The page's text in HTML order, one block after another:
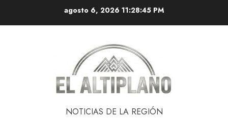
agosto 6, 2026 11:28:45 PM
NOTICIAS DE LA REGIÓN